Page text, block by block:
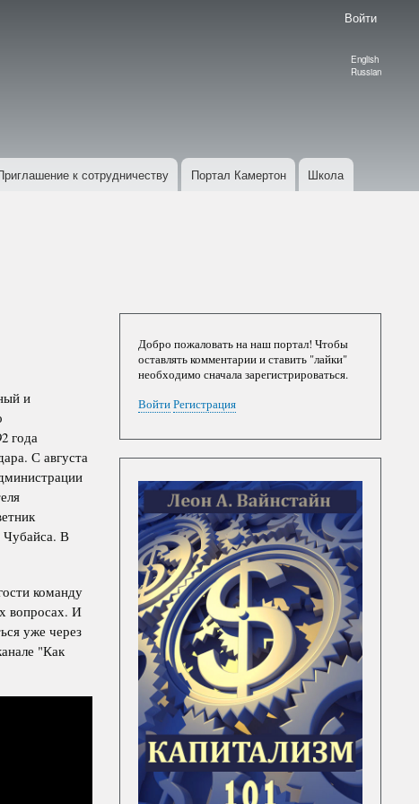
Войти
Language
English
Russian
к сотрудничеству Портал Камертон Школа
и
года
С августа
Чубайса. В
команду
вопросах. И
уже через
"Как
Добро пожаловать на наш портал! Чтобы
оставлять комментарии и ставить "лайки"
необходимо сначала зарегистрироваться.
Войти Регистрация